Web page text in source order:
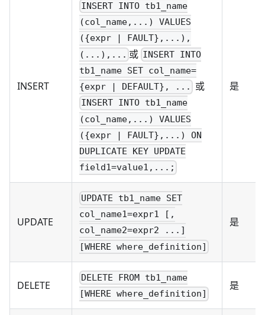
INSERT
INSERT INTO tb1_name
(col_name,...) VALUES
({expr | FAULT},...),
(...),... 或 INSERT INTO
tb1_name SET col_name=
{expr | DEFAULT}, ...
或
INSERT INTO tb1_name
(col_name,...) VALUES
({expr | FAULT},...) ON
DUPLICATE KEY UPDATE
field1=value1,...;
是
UPDATE
UPDATE tb1_name SET
col_name1=expr1 [,
col_name2=expr2 ...]
[WHERE where_definition]
是
DELETE
DELETE FROM tb1_name
[WHERE where_definition]
是